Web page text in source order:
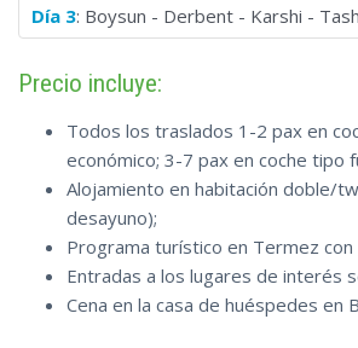
Día 3: Boysun - Derbent - Karshi -
Precio incluye:
Todos los traslados 1-2 pax en
económico; 3-7 pax en coche tipo
Alojamiento en habitación doble/
desayuno);
Programa turístico en Termez con
Entradas a los lugares de interés
Cena en la casa de huéspedes en